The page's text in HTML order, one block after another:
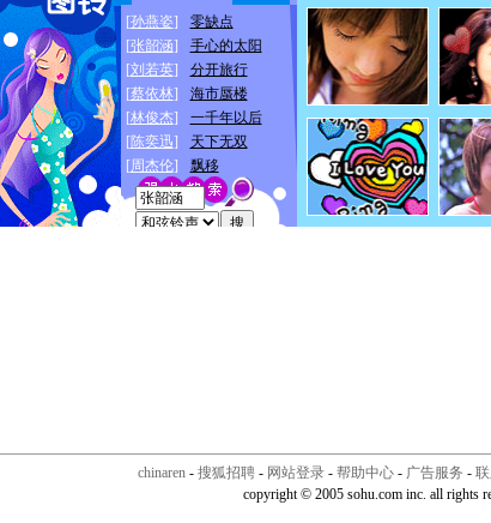
chinaren - 搜狐招聘 - 网站登录 - 帮助中心 - 广告服务 -
copyright © 2005 sohu.com inc. all rights